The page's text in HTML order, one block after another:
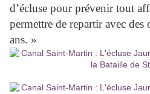
d’écluse pour prévenir tout
permettre de repartir avec
ans. »